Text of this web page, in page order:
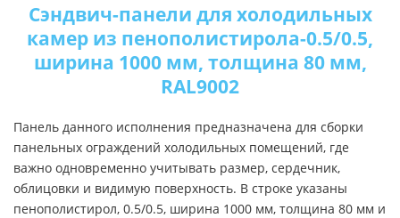
Сэндвич-панели для холодильных
камер из пенополистирола-0.5/0.5,
ширина 1000 мм, толщина 80 мм,
RAL9002
Панель данного исполнения предназначена для сборки
панельных ограждений холодильных помещений, где
важно одновременно учитывать размер, сердечник,
облицовки и видимую поверхность. В строке указаны
пенополистирол, 0.5/0.5, ширина 1000 мм, толщина 80 мм и